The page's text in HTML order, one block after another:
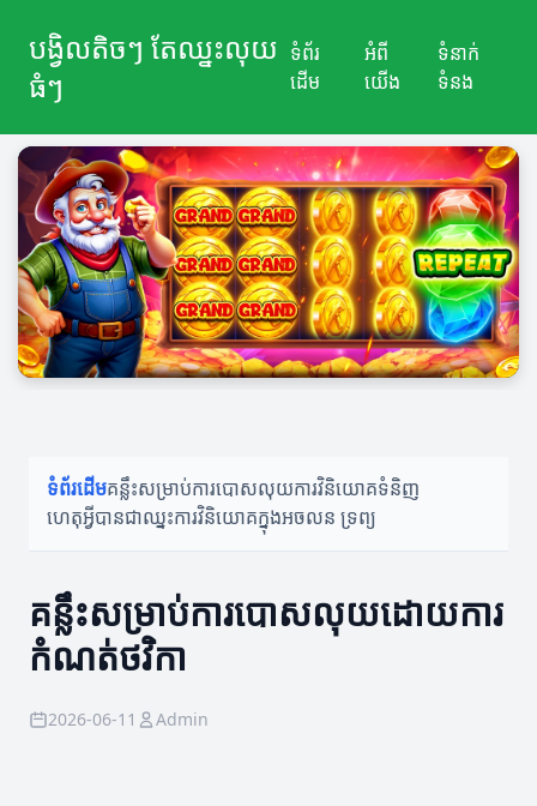
បង្វិលតិចៗ តែឈ្នះលុយ
ធំៗ
ទំព័រ
ដើម
អំពី
យើង
ទំនាក់
ទំនង
ទំព័រដើមគន្លឹះសម្រាប់ការបោសលុយការវិនិយោគទំនិញ
ហេតុអ្វីបានជាឈ្នះការវិនិយោគក្នុងអចលន ទ្រព្យ
គន្លឹះសម្រាប់ការបោសលុយដោយការ
កំណត់ថវិកា
2026-06-11 Admin